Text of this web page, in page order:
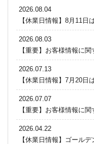
2026.08.04
【休業日情報】8月11日
2026.08.03
【重要】お客様情報に関
2026.07.13
【休業日情報】7月20日
2026.07.07
【重要】お客様情報に
2026.04.22
【休業日情報】ゴール